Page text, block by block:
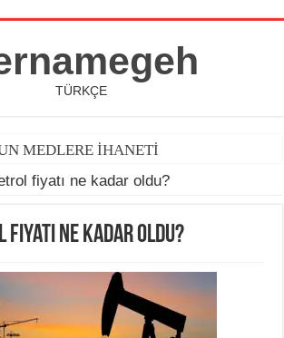
TÜRKÇE
MEDLERE İHANETİ
fiyatı ne kadar oldu?
ne kadar oldu?